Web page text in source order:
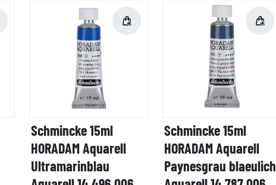
Schmincke 15ml
HORADAM Aquarell
Ultramarinblau
Schmincke 15ml
HORADAM Aquarell
Paynesgrau blaeulich